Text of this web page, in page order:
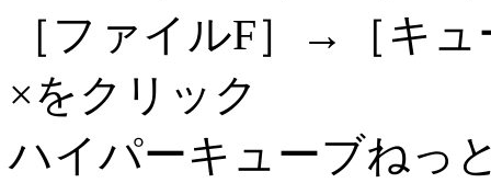
［ファイルF］→［キ
×をクリック
ハイパーキューブねっ